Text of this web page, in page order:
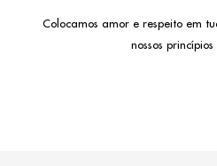
Colocamos amor e respeito em
nossos princípios